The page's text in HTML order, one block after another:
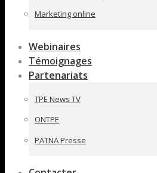
Marketing online
Webinaires
Témoignages
Partenariats
TPE News TV
ONTPE
PATNA Presse